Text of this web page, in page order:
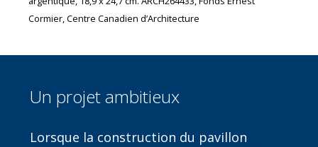
Cormier, Centre Canadien d’Architecture
Un projet ambitieux
Lorsque la construction du pavillon